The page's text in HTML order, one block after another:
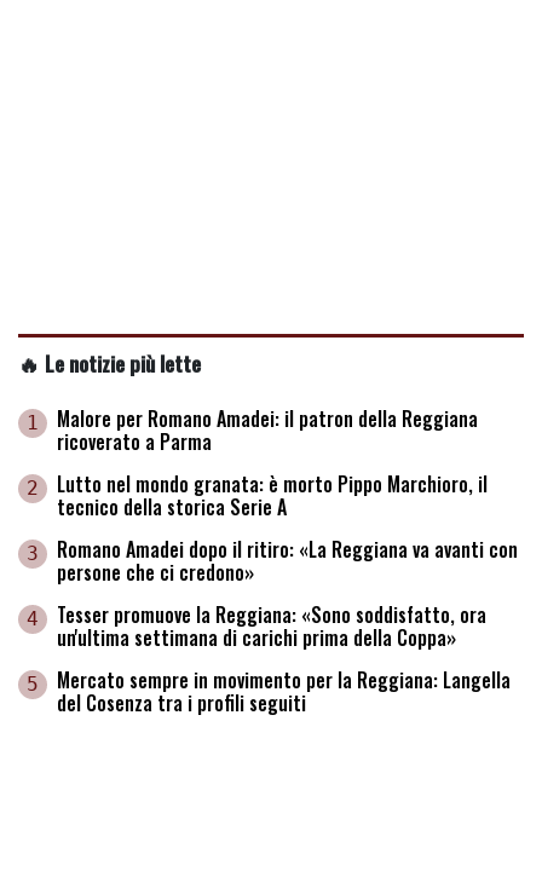
🔥 Le notizie più lette
1 Malore per Romano Amadei: il patron della Reggiana
ricoverato a Parma
2 Lutto nel mondo granata: è morto Pippo Marchioro, il
tecnico della storica Serie A
3 Romano Amadei dopo il ritiro: «La Reggiana va avanti con
persone che ci credono»
4 Tesser promuove la Reggiana: «Sono soddisfatto, ora
un'ultima settimana di carichi prima della Coppa»
5 Mercato sempre in movimento per la Reggiana: Langella
del Cosenza tra i profili seguiti